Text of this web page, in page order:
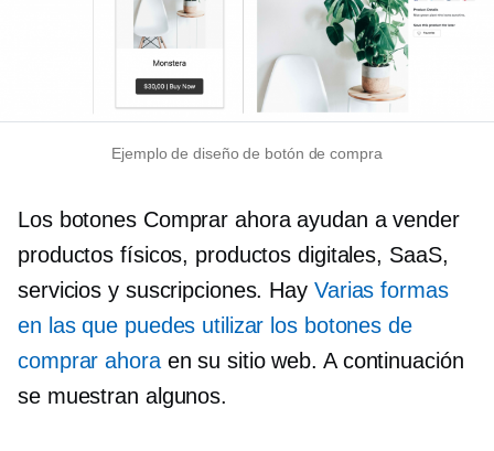
Ejemplo de diseño de botón de compra
Los botones Comprar ahora ayudan a vender
productos físicos, productos digitales, SaaS,
servicios y suscripciones. Hay Varias formas
en las que puedes utilizar los botones de
comprar ahoraen su sitio web. A continuación
se muestran algunos.